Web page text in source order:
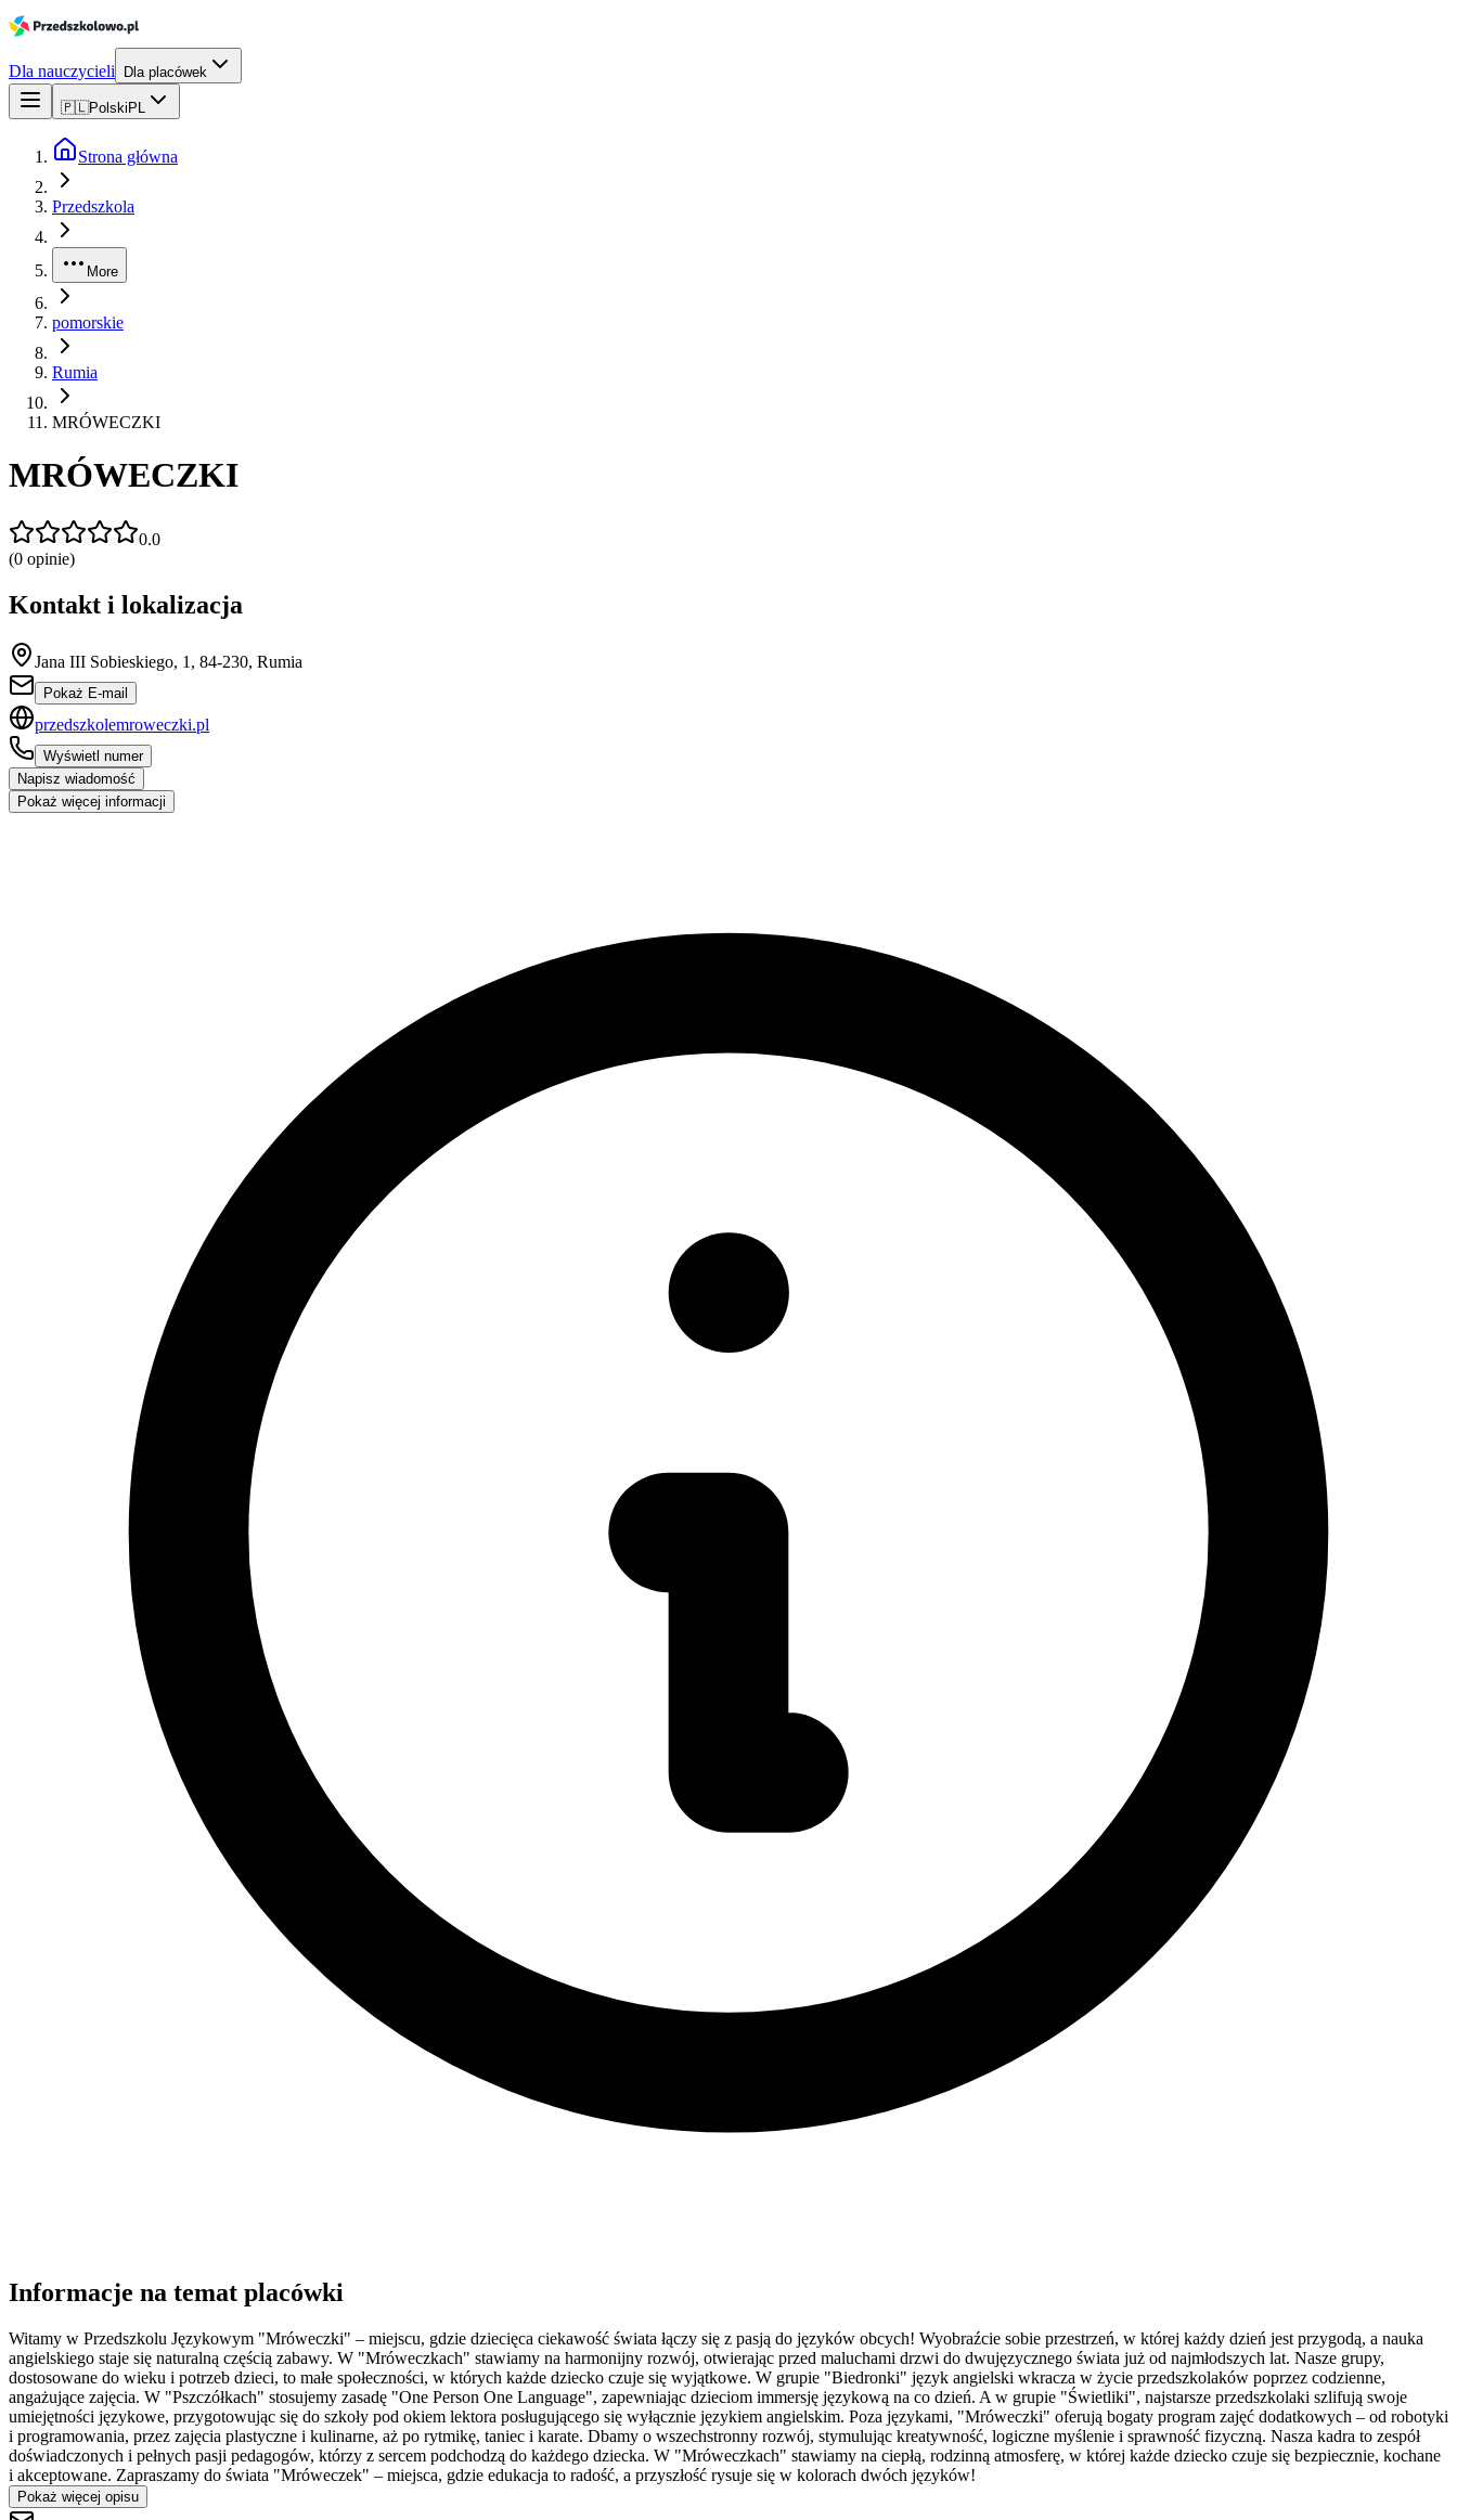
Dla nauczycieli Dla placówek
🇵🇱Polski PL
Strona główna
Przedszkola
More
pomorskie
Rumia
MRÓWECZKI
MRÓWECZKI
0.0
(0 opinie)
Kontakt i lokalizacja
Jana III Sobieskiego, 1, 84-230, Rumia
Pokaż E-mail
przedszkolemroweczki.pl
Wyświetl numer
Napisz wiadomość
Pokaż więcej informacji
Informacje na temat placówki
Witamy w Przedszkolu Językowym "Mróweczki" – miejscu, gdzie dziecięca ciekawość świata łączy się z pasją do języków obcych! Wyobraźcie sobie przestrzeń, w której każdy dzień jest przygodą, a nauka
angielskiego staje się naturalną częścią zabawy. W "Mróweczkach" stawiamy na harmonijny rozwój, otwierając przed maluchami drzwi do dwujęzycznego świata już od najmłodszych lat. Nasze grupy,
dostosowane do wieku i potrzeb dzieci, to małe społeczności, w których każde dziecko czuje się wyjątkowe. W grupie "Biedronki" język angielski wkracza w życie przedszkolaków poprzez codzienne,
angażujące zajęcia. W "Pszczółkach" stosujemy zasadę "One Person One Language", zapewniając dzieciom immersję językową na co dzień. A w grupie "Świetliki", najstarsze przedszkolaki szlifują swoje
umiejętności językowe, przygotowując się do szkoły pod okiem lektora posługującego się wyłącznie językiem angielskim. Poza językami, "Mróweczki" oferują bogaty program zajęć dodatkowych – od robotyki
i programowania, przez zajęcia plastyczne i kulinarne, aż po rytmikę, taniec i karate. Dbamy o wszechstronny rozwój, stymulując kreatywność, logiczne myślenie i sprawność fizyczną. Nasza kadra to zespół
doświadczonych i pełnych pasji pedagogów, którzy z sercem podchodzą do każdego dziecka. W "Mróweczkach" stawiamy na ciepłą, rodzinną atmosferę, w której każde dziecko czuje się bezpiecznie, kochane
i akceptowane. Zapraszamy do świata "Mróweczek" – miejsca, gdzie edukacja to radość, a przyszłość rysuje się w kolorach dwóch języków!
Pokaż więcej opisu